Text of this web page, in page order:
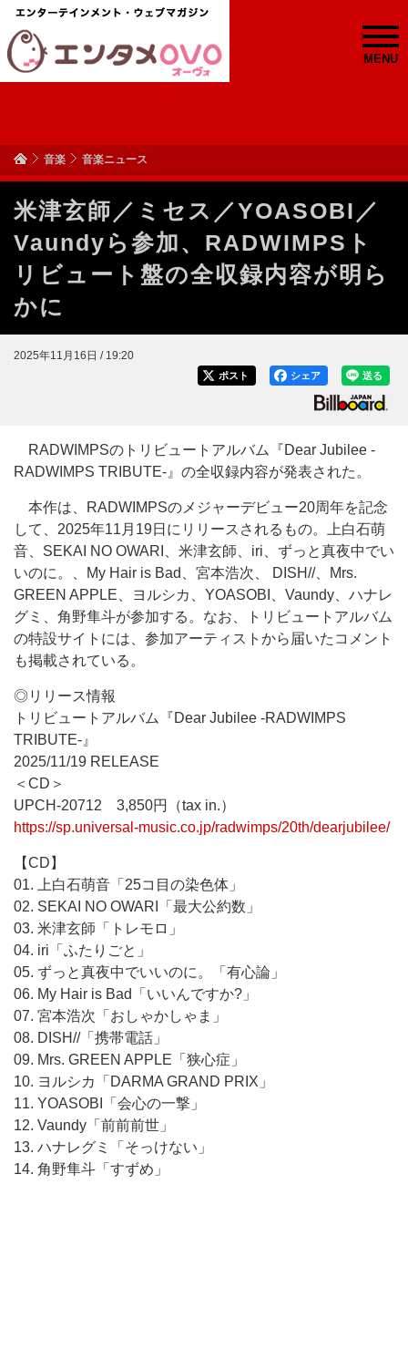
MENU
音楽 音楽ニュース
米津玄師／ミセス／YOASOBI／
Vaundyら参加、RADWIMPSト
リビュート盤の全収録内容が明ら
かに
2025年11月16日 / 19:20
送る
シェア
ポスト
RADWIMPSのトリビュートアルバム『Dear Jubilee -
RADWIMPS TRIBUTE-』の全収録内容が発表された。
本作は、RADWIMPSのメジャーデビュー20周年を記念
して、2025年11月19日にリリースされるもの。上白石萌
音、SEKAI NO OWARI、米津玄師、iri、ずっと真夜中でい
いのに。、My Hair is Bad、宮本浩次、 DISH//、Mrs.
GREEN APPLE、ヨルシカ、YOASOBI、Vaundy、ハナレ
グミ、角野隼斗が参加する。なお、トリビュートアルバム
の特設サイトには、参加アーティストから届いたコメント
も掲載されている。
◎リリース情報
トリビュートアルバム『Dear Jubilee -RADWIMPS
TRIBUTE-』
2025/11/19 RELEASE
＜CD＞
UPCH-20712 3,850円（tax in.）
https://sp.universal-music.co.jp/radwimps/20th/dearjubilee/
【CD】
01. 上白石萌音「25コ目の染色体」
02. SEKAI NO OWARI「最大公約数」
03. 米津玄師「トレモロ」
04. iri「ふたりごと」
05. ずっと真夜中でいいのに。「有心論」
06. My Hair is Bad「いいんですか?」
07. 宮本浩次「おしゃかしゃま」
08. DISH//「携帯電話」
09. Mrs. GREEN APPLE「狭心症」
10. ヨルシカ「DARMA GRAND PRIX」
11. YOASOBI「会心の一撃」
12. Vaundy「前前前世」
13. ハナレグミ「そっけない」
14. 角野隼斗「すずめ」